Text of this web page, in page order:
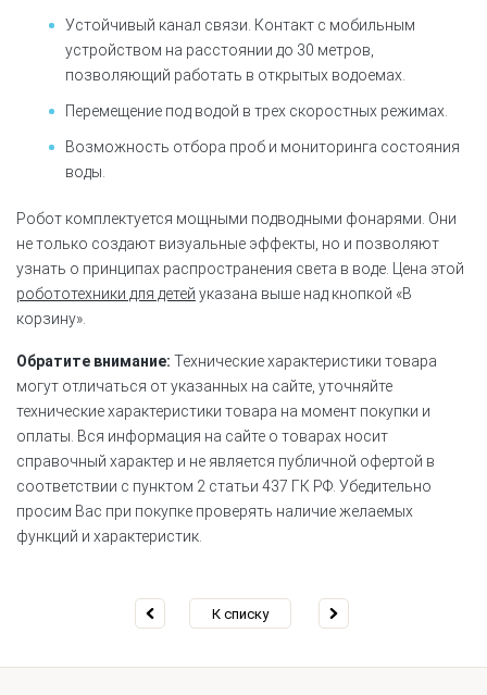
Устойчивый канал связи. Контакт с мобильным
устройством на расстоянии до 30 метров,
позволяющий работать в открытых водоемах.
Перемещение под водой в трех скоростных режимах.
Возможность отбора проб и мониторинга состояния
воды.
Робот комплектуется мощными подводными фонарями. Они
не только создают визуальные эффекты, но и позволяют
узнать о принципах распространения света в воде. Цена этой
робототехники для детей указана выше над кнопкой «В
корзину».
Обратите внимание: Технические характеристики товара
могут отличаться от указанных на сайте, уточняйте
технические характеристики товара на момент покупки и
оплаты. Вся информация на сайте о товарах носит
справочный характер и не является публичной офертой в
соответствии с пунктом 2 статьи 437 ГК РФ. Убедительно
просим Вас при покупке проверять наличие желаемых
функций и характеристик.
К списку